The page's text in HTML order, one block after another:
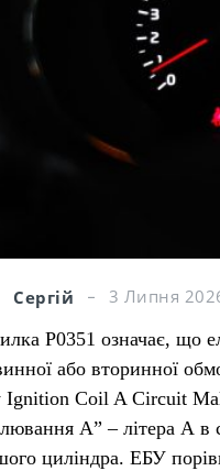
Сергій
3 Липня
P0351 означає, що
або вторинної
Ignition Coil A Circuit
А” – літера А в
циліндра. ЕБУ